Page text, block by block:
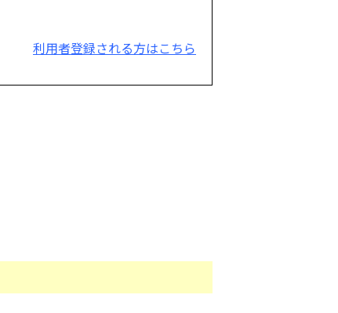
利用者登録される方はこちら